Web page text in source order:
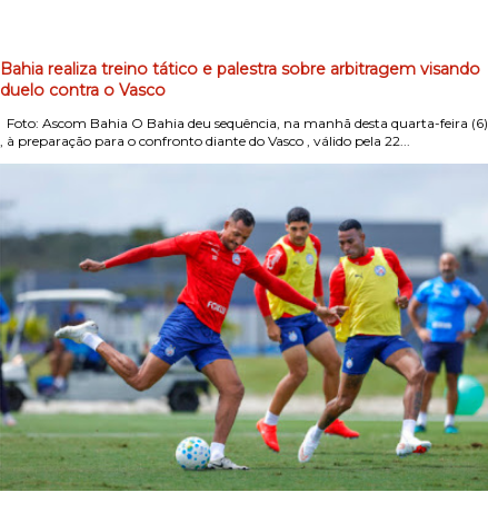
Bahia realiza treino tático e palestra sobre arbitragem visando
duelo contra o Vasco
Foto: Ascom Bahia O Bahia deu sequência, na manhã desta quarta-feira (6)
, à preparação para o confronto diante do Vasco , válido pela 22...